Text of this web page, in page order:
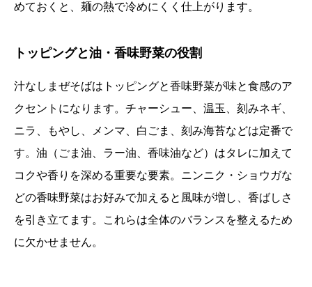
めておくと、麺の熱で冷めにくく仕上がります。
トッピングと油・香味野菜の役割
汁なしまぜそばはトッピングと香味野菜が味と食感のア
クセントになります。チャーシュー、温玉、刻みネギ、
ニラ、もやし、メンマ、白ごま、刻み海苔などは定番で
す。油（ごま油、ラー油、香味油など）はタレに加えて
コクや香りを深める重要な要素。ニンニク・ショウガな
どの香味野菜はお好みで加えると風味が増し、香ばしさ
を引き立てます。これらは全体のバランスを整えるため
に欠かせません。